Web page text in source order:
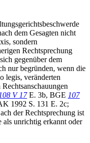
dem Gesagten nicht
sondern
Rechtsprechung
gegenüber dem
nur begründen, wenn die
legis, veränderten
108 V 17E. 3b, BGE 107
1992 S. 131 E. 2c;
der Rechtsprechung ist
als unrichtig erkannt oder